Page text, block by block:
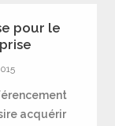
pour le
acquérir